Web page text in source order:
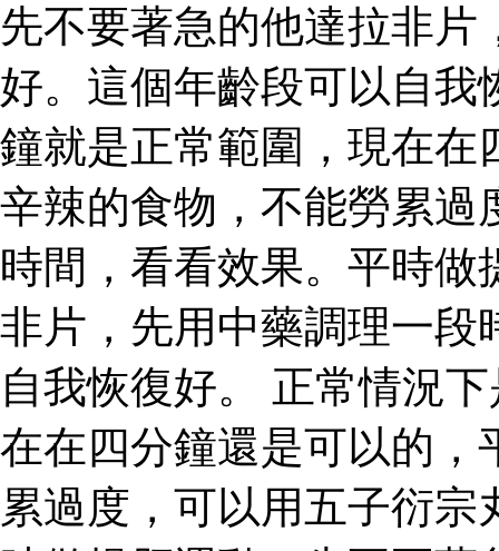
先不要著急的他達拉非
好。這個年齡段可以自我
鐘就是正常範圍，現在在
辛辣的食物，不能勞累過
時間，看看效果。平時
非片，先用中藥調理一段
自我恢復好。 正常情況
在在四分鐘還是可以的，
累過度，可以用五子衍